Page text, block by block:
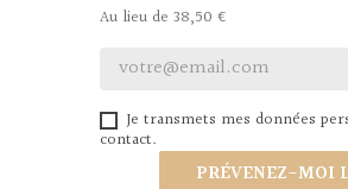
Au lieu de 38,50 €
Je transmets mes données
contact.
PRÉVENEZ-MOI